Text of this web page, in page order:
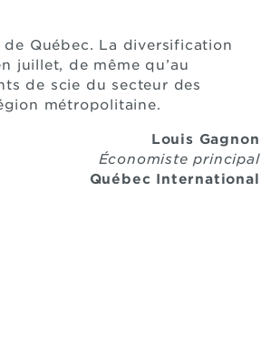
Québec. La diversification
juillet, de même qu’au
de scie du secteur des
métropolitaine.
Louis Gagnon
Économiste principal
Québec International